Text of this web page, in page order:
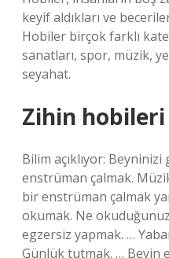
keyif aldıkları ve
Hobiler birçok farklı
sanatları, spor, müzik,
seyahat.
Zihin
Bilim açıklıyor:
enstrüman çalmak.
bir enstrüman çalmak
okumak. Ne
egzersiz yapmak. …
Günlük tutmak. … Beyin